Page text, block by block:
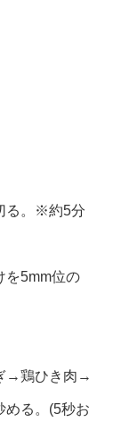
る。※約5分
を5mm位の
→鶏ひき肉→
る。(5秒お